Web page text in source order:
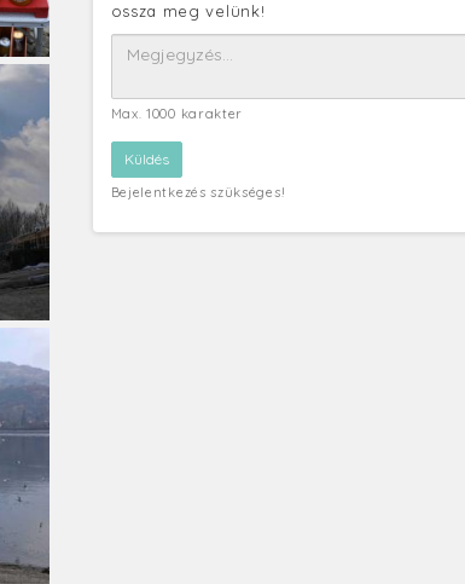
ossza meg velünk!
Max. 1000 karakter
Bejelentkezés szükséges!